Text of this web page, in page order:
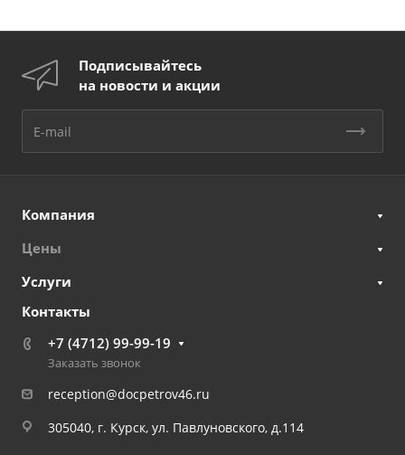
Подписывайтесь
на новости и акции
Компания
Цены
Услуги
Контакты
+7 (4712) 99-99-19
Заказать звонок
reception@docpetrov46.ru
305040, г. Курск, ул. Павлуновского, д.114